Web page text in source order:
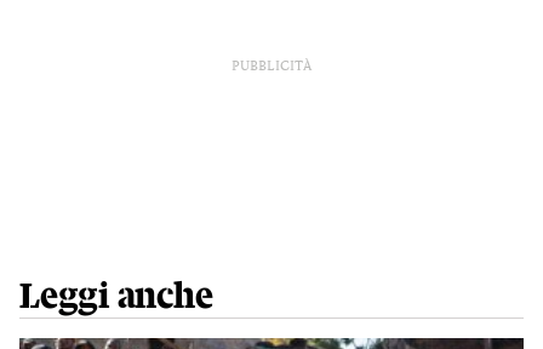
PUBBLICITÀ
Leggi anche